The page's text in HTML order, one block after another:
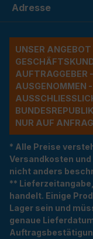
Adresse
UNSER ANGEBOT
UFTRAGGEBER -
USGENOMMEN -
USSCHLIESSLICH
NDESREPUBLIK
R AUF ANFRAGE)
* Alle Preise
Versandkosten
nicht anders
**
handelt. Einige
Lager sein und
genaue